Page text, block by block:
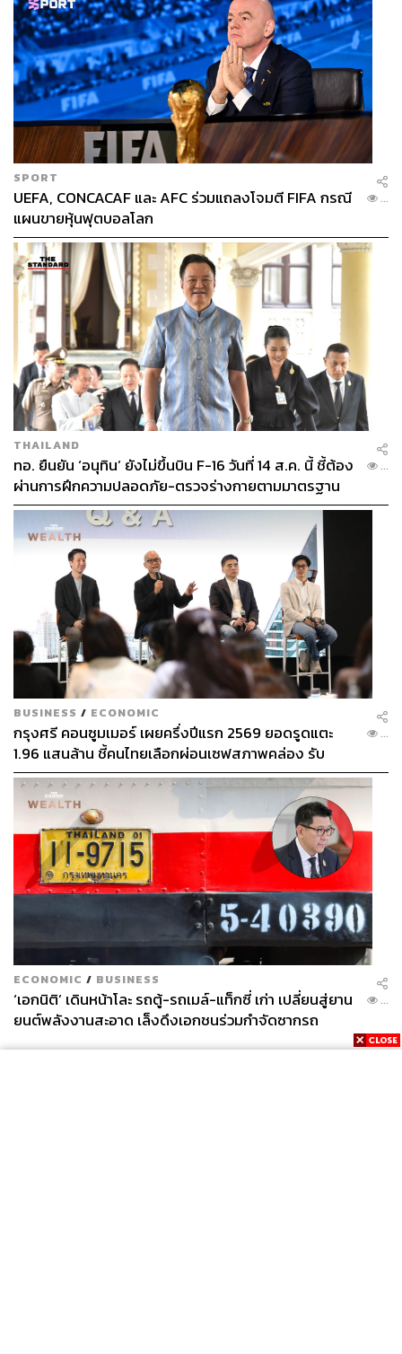
SPORT
UEFA, CONCACAF และ AFC ร่วมแถลงโจมตี FIFA กรณี
แผนขายหุ้นฟุตบอลโลก
...
THAILAND
ทอ. ยืนยัน ‘อนุทิน’ ยังไม่ขึ้นบิน F-16 วันที่ 14 ส.ค. นี้ ชี้ต้อง
ผ่านการฝึกความปลอดภัย-ตรวจร่างกายตามมาตรฐาน
ก่อน
...
BUSINESS / ECONOMIC
กรุงศรี คอนซูมเมอร์ เผยครึ่งปีแรก 2569 ยอดรูดแตะ
1.96 แสนล้าน ชี้คนไทยเลือกผ่อนเซฟสภาพคล่อง รับ
เศรษฐกิจผันผวนฉุดผลประกอบการพลาดเป้า
...
ECONOMIC / BUSINESS
‘เอกนิติ’ เดินหน้าโละ รถตู้-รถเมล์-แท็กซี่ เก่า เปลี่ยนสู่ยาน
ยนต์พลังงานสะอาด เล็งดึงเอกชนร่วมกำจัดซากรถ
...